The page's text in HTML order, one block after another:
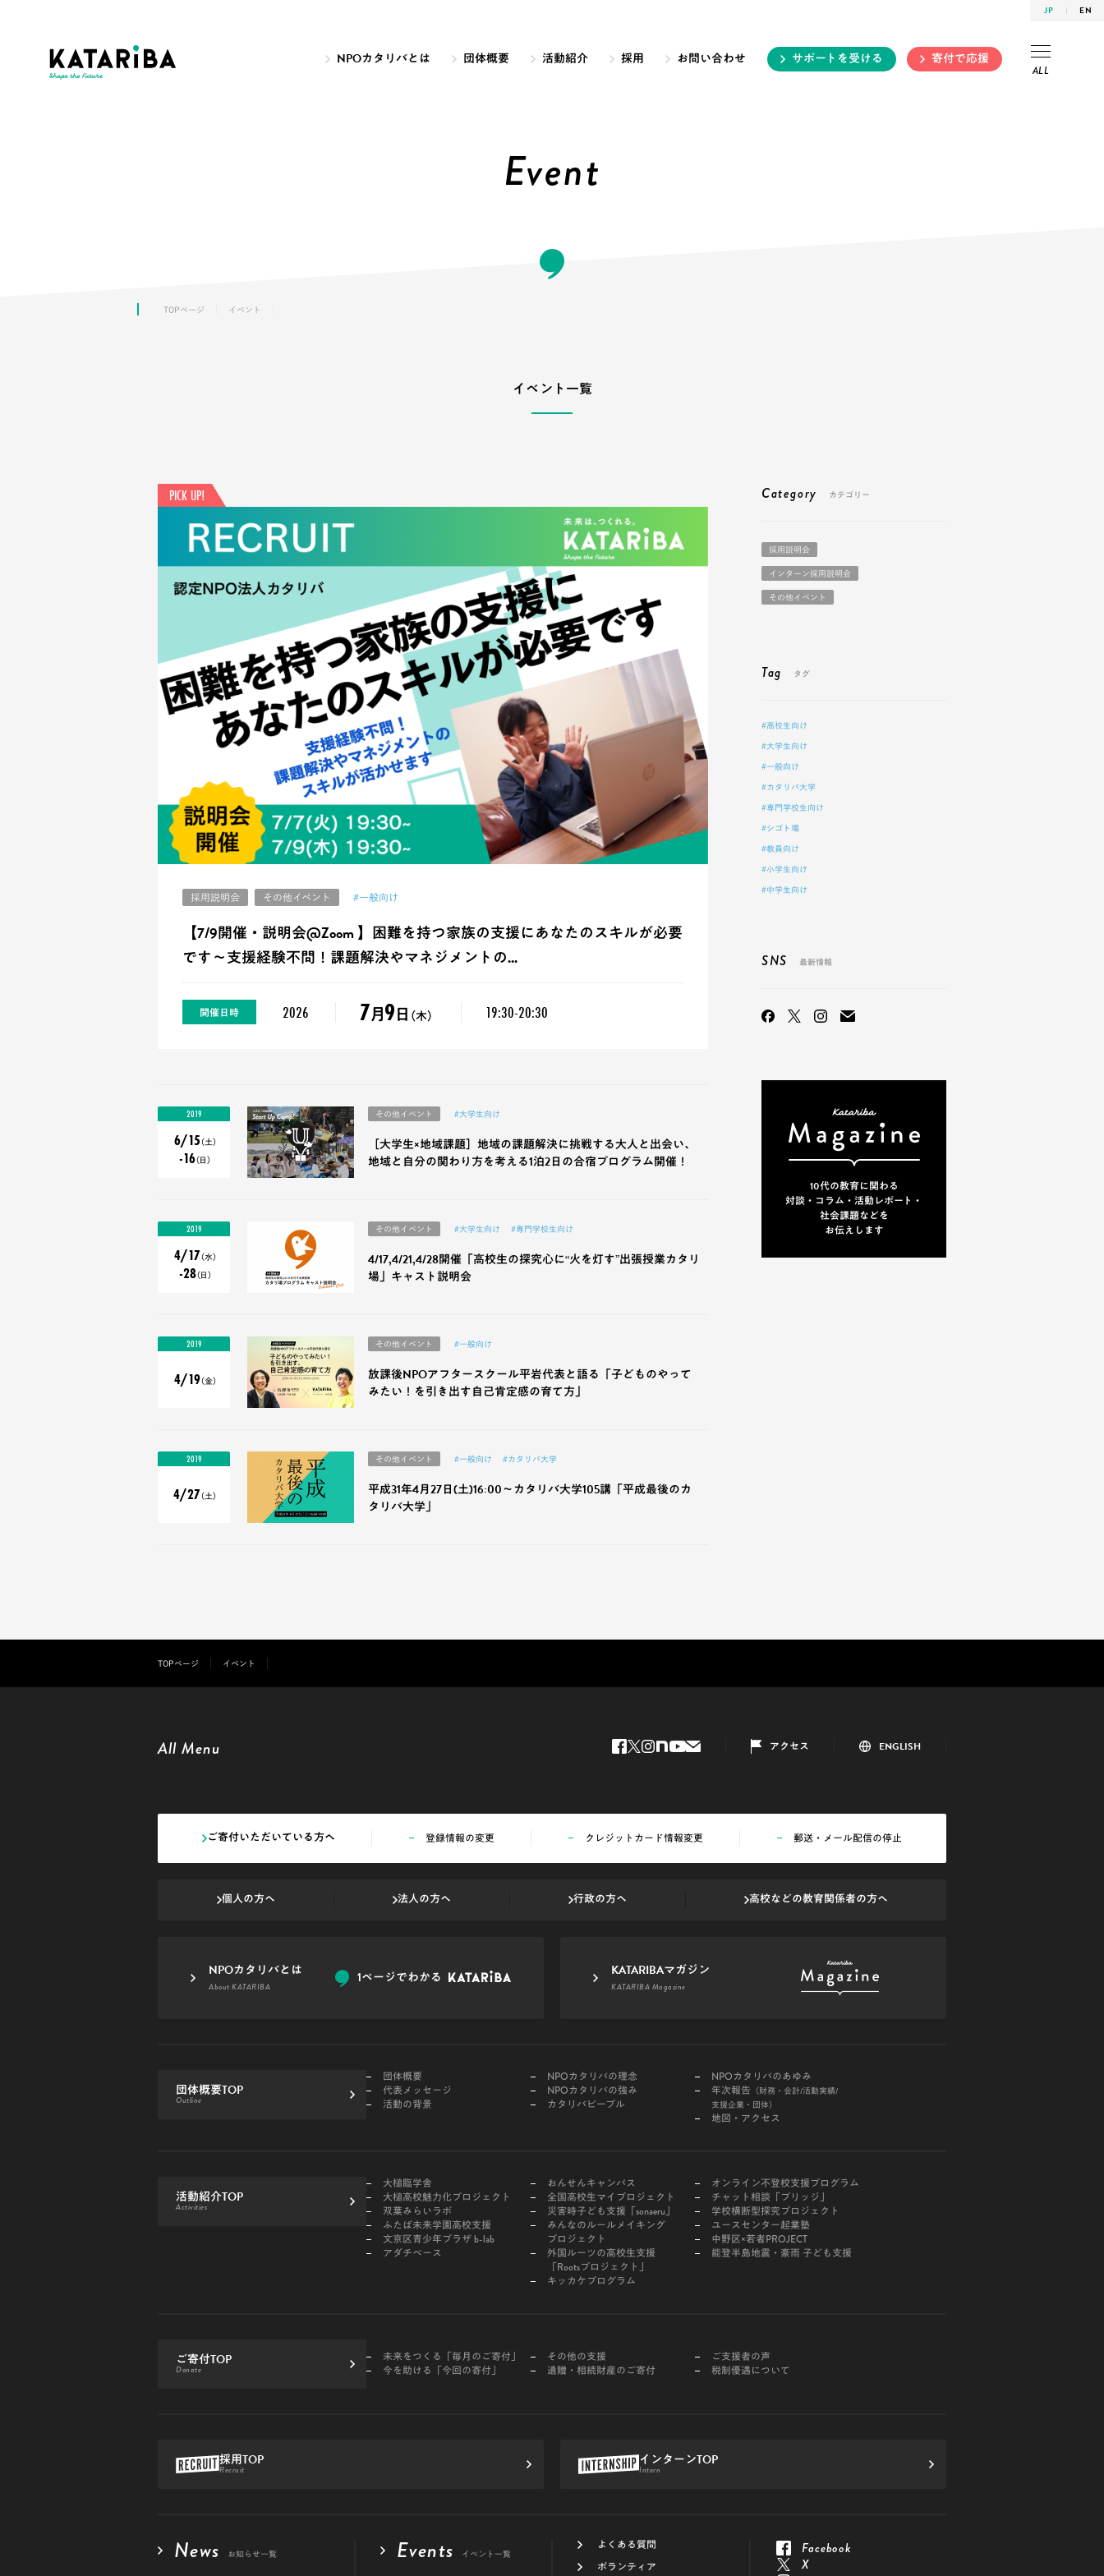
JP EN
NPOカタリバとは 団体概要 活動紹介 採用 お問い合わせ サポートを受ける 寄付で応援
ALL
Event
TOPページ イベント
イベント一覧
PICK UP!
採用説明会 その他イベント #一般向け
【7/9開催・説明会@Zoom 】困難を持つ家族の支援にあなたのスキルが必要
です～支援経験不問！課題解決やマネジメントの...
開催日時 2026 7月9日 （木） 19:30-20:30
2019
6/15（土）
-16（日）
その他イベント #大学生向け
［大学生×地域課題］地域の課題解決に挑戦する大人と出会い、
地域と自分の関わり方を考える1泊2日の合宿プログラム開催！
2019
4/17（水）
-28（日）
その他イベント #大学生向け #専門学校生向け
4/17,4/21,4/28開催「高校生の探究心に“火を灯す”出張授業カタリ
場」キャスト説明会
2019
4/19（金）
その他イベント #一般向け
放課後NPOアフタースクール平岩代表と語る「子どものやって
みたい！を引き出す自己肯定感の育て方」
2019
4/27（土）
その他イベント #一般向け #カタリバ大学
平成31年4月27日(土)16:00〜カタリバ大学105講「平成最後のカ
タリバ大学」
Category カテゴリー
採用説明会
インターン採用説明会
その他イベント
Tag タグ
#高校生向け
#大学生向け
#一般向け
#カタリバ大学
#専門学校生向け
#シゴト場
#教員向け
#小学生向け
#中学生向け
SNS 最新情報
10代の教育に関わる
対談・コラム・活動レポート・
社会課題などを
お伝えします
TOPページ イベント
All Menu アクセス ENGLISH
ご寄付いただいている方へ 登録情報の変更 クレジットカード情報変更 郵送・メール配信の停止
個人の方へ 法人の方へ 行政の方へ 高校などの教育関係者の方へ
NPOカタリバとは
About KATARIBA
1ページでわかる KATARIBAマガジン
KATARIBA Magazine
団体概要TOP
Outline
団体概要
代表メッセージ
活動の背景
NPOカタリバの理念
NPOカタリバの強み
カタリバピープル
NPOカタリバのあゆみ
年次報告 （財務・会計/活動実績/
支援企業・団体）
地図・アクセス
活動紹介TOP
Activities
大槌臨学舎
大槌高校魅力化プロジェクト
双葉みらいラボ
ふたば未来学園高校支援
文京区青少年プラザ b-lab
アダチベース
おんせんキャンパス
全国高校生マイプロジェクト
災害時子ども支援「sonaeru」
みんなのルールメイキング
プロジェクト
外国ルーツの高校生支援
「Rootsプロジェクト」
キッカケプログラム
オンライン不登校支援プログラム
チャット相談「ブリッジ」
学校横断型探究プロジェクト
ユースセンター起業塾
中野区×若者PROJECT
能登半島地震・豪雨 子ども支援
ご寄付TOP
Donate
未来をつくる「毎月のご寄付」
今を助ける「今回の寄付」
その他の支援
遺贈・相続財産のご寄付
ご支援者の声
税制優遇について
採用TOP
Recruit
インターンTOP
Intern
News お知らせ一覧 Events イベント一覧
よくある質問
ボランティア
Facebook
X